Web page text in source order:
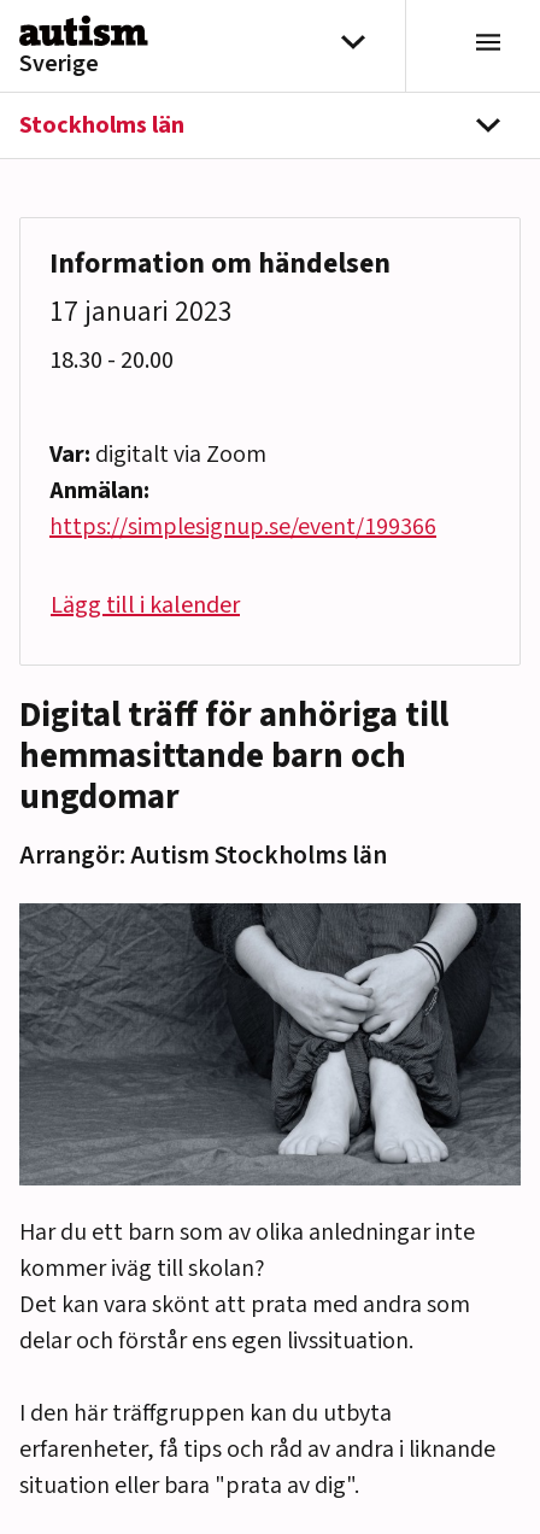
Hoppa till innehåll
Sverige
Välj distrikt
Stockholms län
Digital träff för anhöriga till
hemmasittande barn och
ungdomar
Arrangör: Autism Stockholms län
Har du ett barn som av olika anledningar inte
kommer iväg till skolan?
Det kan vara skönt att prata med andra som
delar och förstår ens egen livssituation.
I den här träffgruppen kan du utbyta
erfarenheter, få tips och råd av andra i liknande
situation eller bara "prata av dig".
Information om händelsen
17 januari 2023
18.30 till
- 20.00
Var: digitalt via Zoom
Anmälan:
https://simplesignup.se/event/199366
Lägg till i kalender